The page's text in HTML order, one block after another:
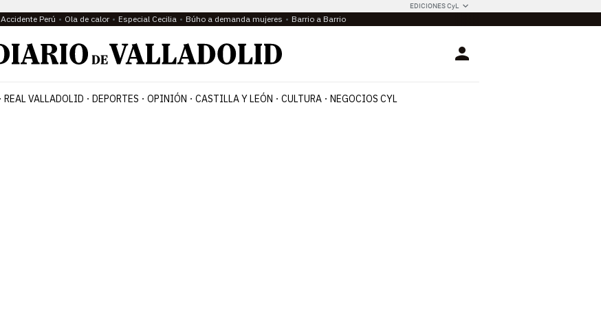
EDICIONES CyL
Accidente Perú Ola de calor Especial Cecilia Búho a demanda mujeres Barrio a Barrio
Login
REAL VALLADOLID DEPORTES OPINIÓN CASTILLA Y LEÓN CULTURA NEGOCIOS CYL